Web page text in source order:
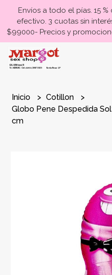
Envíos a todo el pías. 15
efectivo. 3 cuotas sin
$99000- Precios y
Inicio
Cotillon
Globo Pene Despedida
cm